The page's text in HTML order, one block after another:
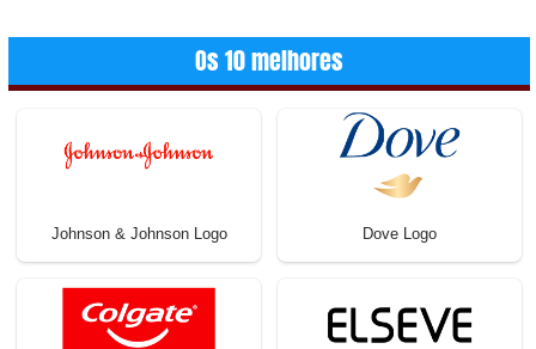
Os 10 melhores
Johnson & Johnson Logo Dove Logo